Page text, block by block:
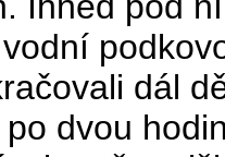
dál
dvou